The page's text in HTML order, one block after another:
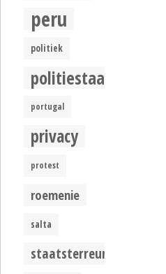
peru
politiek
politiestaat
portugal
privacy
protest
roemenie
salta
staatsterreur